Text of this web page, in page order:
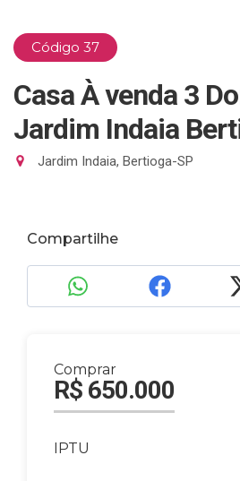
Código 37
Casa À venda 3
Jardim Indaia
Jardim Indaia, Bertioga-SP
Compartilhe
Comprar
R$ 650.000
IPTU